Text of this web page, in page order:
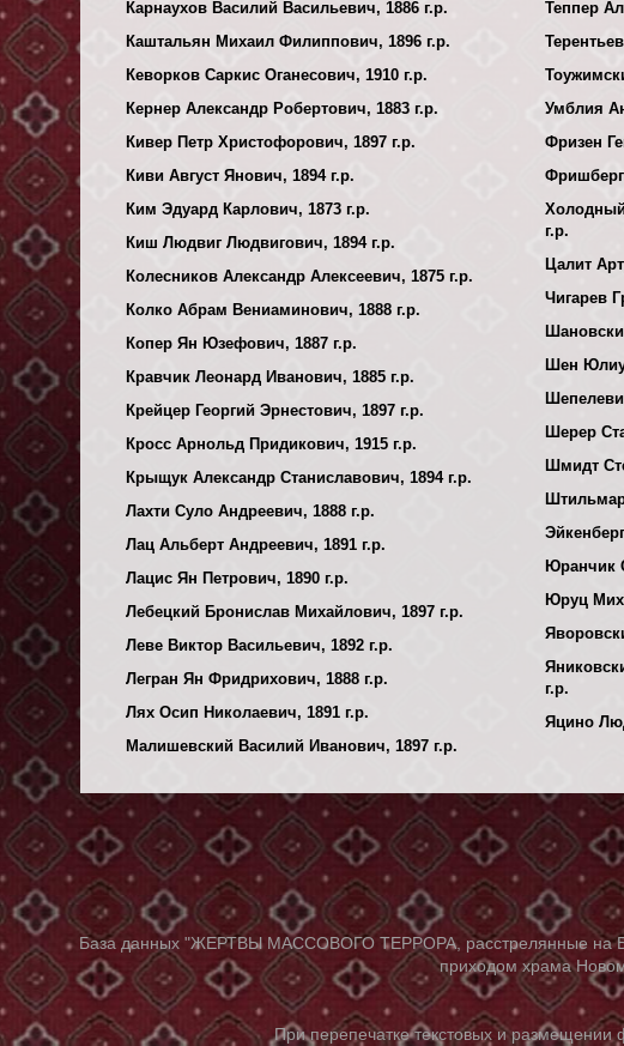
Карнаухов Василий Васильевич, 1886 г.р.
Каштальян Михаил Филиппович, 1896 г.р.
Кеворков Саркис Оганесович, 1910 г.р.
Кернер Александр Робертович, 1883 г.р.
Кивер Петр Христофорович, 1897 г.р.
Киви Август Янович, 1894 г.р.
Ким Эдуард Карлович, 1873 г.р.
Киш Людвиг Людвигович, 1894 г.р.
Колесников Александр Алексеевич, 1875 г.р.
Колко Абрам Вениаминович, 1888 г.р.
Копер Ян Юзефович, 1887 г.р.
Кравчик Леонард Иванович, 1885 г.р.
Крейцер Георгий Эрнестович, 1897 г.р.
Кросс Арнольд Придикович, 1915 г.р.
Крыщук Александр Станиславович, 1894 г.р.
Лахти Суло Андреевич, 1888 г.р.
Лац Альберт Андреевич, 1891 г.р.
Лацис Ян Петрович, 1890 г.р.
Лебецкий Бронислав Михайлович, 1897 г.р.
Леве Виктор Васильевич, 1892 г.р.
Легран Ян Фридрихович, 1888 г.р.
Лях Осип Николаевич, 1891 г.р.
Малишевский Василий Иванович, 1897 г.р.
Теппер
Умблия
Фризен
Фришберг
г.р.
Цалит
Чигарев
Шен
Шерер
Шмидт
Юранчик
Юруц
г.р.
Яцино
База данных "ЖЕРТВЫ МАССОВОГО ТЕРРОРА, расстрелянные на
приходом храма
При перепечатке текстовых и